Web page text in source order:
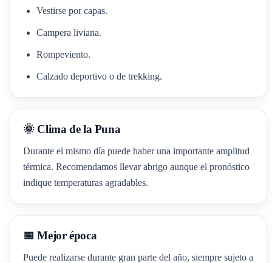
Vestirse por capas.
Campera liviana.
Rompeviento.
Calzado deportivo o de trekking.
🌞 Clima de la Puna
Durante el mismo día puede haber una importante amplitud
térmica. Recomendamos llevar abrigo aunque el pronóstico
indique temperaturas agradables.
📅 Mejor época
Puede realizarse durante gran parte del año, siempre sujeto a